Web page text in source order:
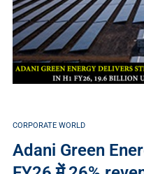
CORPORATE WORLD
Adani Green